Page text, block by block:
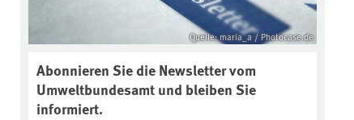
Quelle: maria_a / Photocase.de
Abonnieren Sie die Newsletter vom
Umweltbundesamt und bleiben Sie
informiert.